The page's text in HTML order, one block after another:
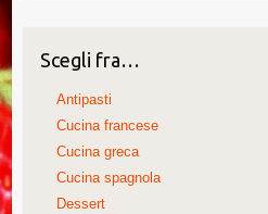
Scegli fra…
Antipasti
Cucina francese
Cucina greca
Cucina spagnola
Dessert